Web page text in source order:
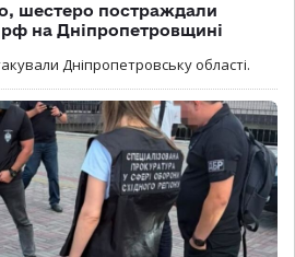
шестеро постраждали
рф на Дніпропетровщині
Дніпропетровську області.